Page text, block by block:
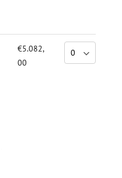
€5.082,
00